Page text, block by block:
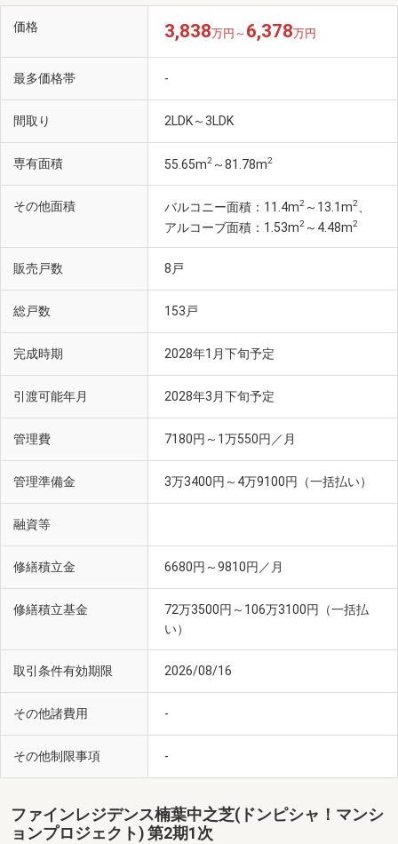
価格 3,838万円～ 6,378万円
最多価格帯 -
間取り 2LDK～3LDK
専有面積 55.65m2 ～81.78m2
その他面積 バルコニー面積：11.4m2 ～13.1m2
アルコーブ面積：1.53m2 ～4.48m2
販売戸数 8戸
総戸数 153戸
完成時期 2028年1月下旬予定
引渡可能年月 2028年3月下旬予定
管理費 7180円～1万550円／月
管理準備金 3万3400円～4万9100円（一括払い）
融資等
修繕積立金 6680円～9810円／月
修繕積立基金
72万3500円～106万3100円（一括払
い）
取引条件有効期限 2026/08/16
その他諸費用 -
その他制限事項 -
ファインレジデンス楠葉中之芝(ドンピシャ！マンシ
ョンプロジェクト) 第2期1次